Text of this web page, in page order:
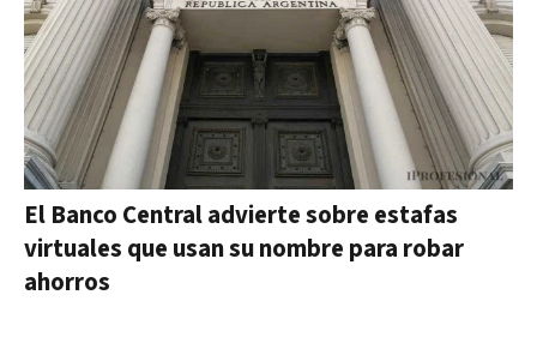
El Banco Central advierte sobre estafas
virtuales que usan su nombre para robar
ahorros